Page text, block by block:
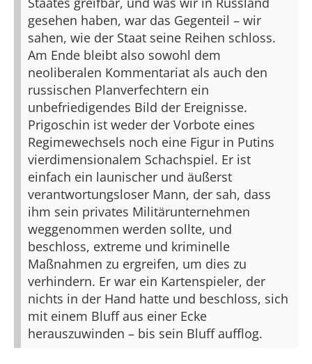
gesehen haben, war das Gegenteil – wir
sahen, wie der Staat seine Reihen schloss.
Am Ende bleibt also sowohl dem
neoliberalen Kommentariat als auch den
russischen Planverfechtern ein
unbefriedigendes Bild der Ereignisse.
Prigoschin ist weder der Vorbote eines
Regimewechsels noch eine Figur in Putins
vierdimensionalem Schachspiel. Er ist
einfach ein launischer und äußerst
verantwortungsloser Mann, der sah, dass
ihm sein privates Militärunternehmen
weggenommen werden sollte, und
beschloss, extreme und kriminelle
Maßnahmen zu ergreifen, um dies zu
verhindern. Er war ein Kartenspieler, der
nichts in der Hand hatte und beschloss, sich
mit einem Bluff aus einer Ecke
herauszuwinden – bis sein Bluff aufflog.